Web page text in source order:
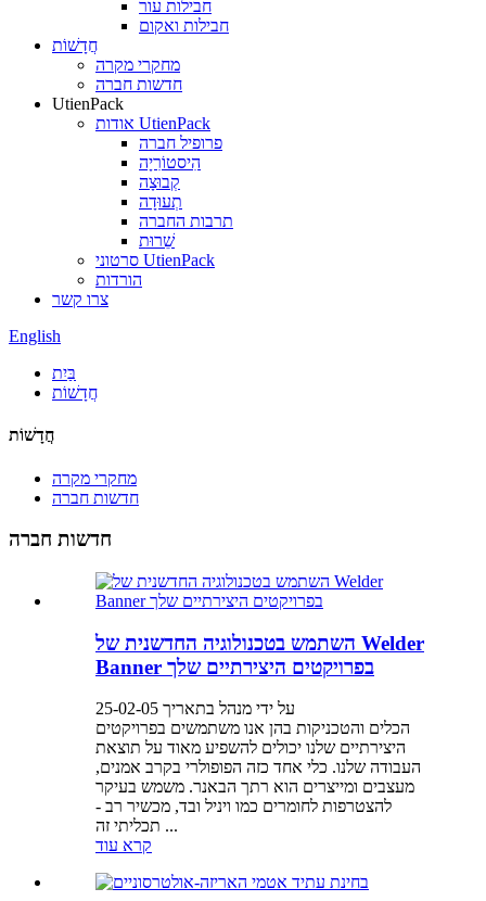
חבילות עור
חבילות ואקום
חֲדָשׁוֹת
מחקרי מקרה
חדשות חברה
UtienPack
אודות UtienPack
פרופיל חברה
הִיסטוֹרִיָה
קְבוּצָה
תְעוּדָה
תרבות החברה
שֵׁרוּת
סרטוני UtienPack
הורדות
צרו קשר
English
בַּיִת
חֲדָשׁוֹת
חֲדָשׁוֹת
מחקרי מקרה
חדשות חברה
חדשות חברה
השתמש בטכנולוגיה החדשנית של Welder
Banner בפרויקטים היצירתיים שלך
על ידי מנהל בתאריך 25-02-05
הכלים והטכניקות בהן אנו משתמשים בפרויקטים
היצירתיים שלנו יכולים להשפיע מאוד על תוצאת
העבודה שלנו. כלי אחד כזה הפופולרי בקרב אמנים,
מעצבים ומייצרים הוא רתך הבאנר. משמש בעיקר
להצטרפות לחומרים כמו ויניל ובד, מכשיר רב -
תכליתי זה ...
קרא עוד